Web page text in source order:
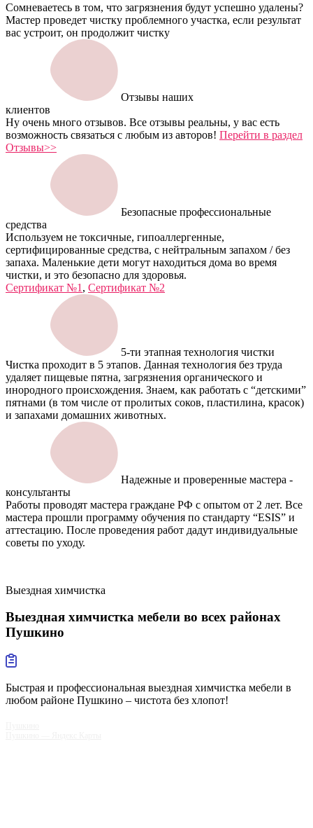
Сомневаетесь в том, что загрязнения будут успешно удалены?
Мастер проведет чистку проблемного участка, если результат
вас устроит, он продолжит чистку
Отзывы наших
клиентов
Ну очень много отзывов. Все отзывы реальны, у вас есть
возможность связаться с любым из авторов! Перейти в раздел
Отзывы>>
Безопасные профессиональные
средства
Используем не токсичные, гипоаллергенные,
сертифицированные средства, с нейтральным запахом / без
запаха. Маленькие дети могут находиться дома во время
чистки, и это безопасно для здоровья.
Сертификат №1 , Сертификат №2
5-ти этапная технология чистки
Чистка проходит в 5 этапов. Данная технология без труда
удаляет пищевые пятна, загрязнения органического и
инородного происхождения. Знаем, как работать с “детскими”
пятнами (в том числе от пролитых соков, пластилина, красок)
и запахами домашних животных.
Надежные и проверенные мастера -
консультанты
Работы проводят мастера граждане РФ с опытом от 2 лет. Все
мастера прошли программу обучения по стандарту “ESIS” и
аттестацию. После проведения работ дадут индивидуальные
советы по уходу.
Выездная химчистка
Выездная химчистка мебели во всех районах
Пушкино
Быстрая и профессиональная выездная химчистка мебели в
любом районе Пушкино – чистота без хлопот!